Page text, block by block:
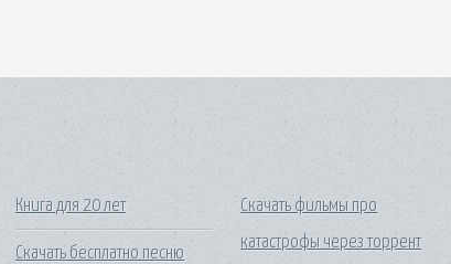
Книга для 20 лет
Скачать бесплатно песню
Скачать фильмы про
катастрофы через торрент